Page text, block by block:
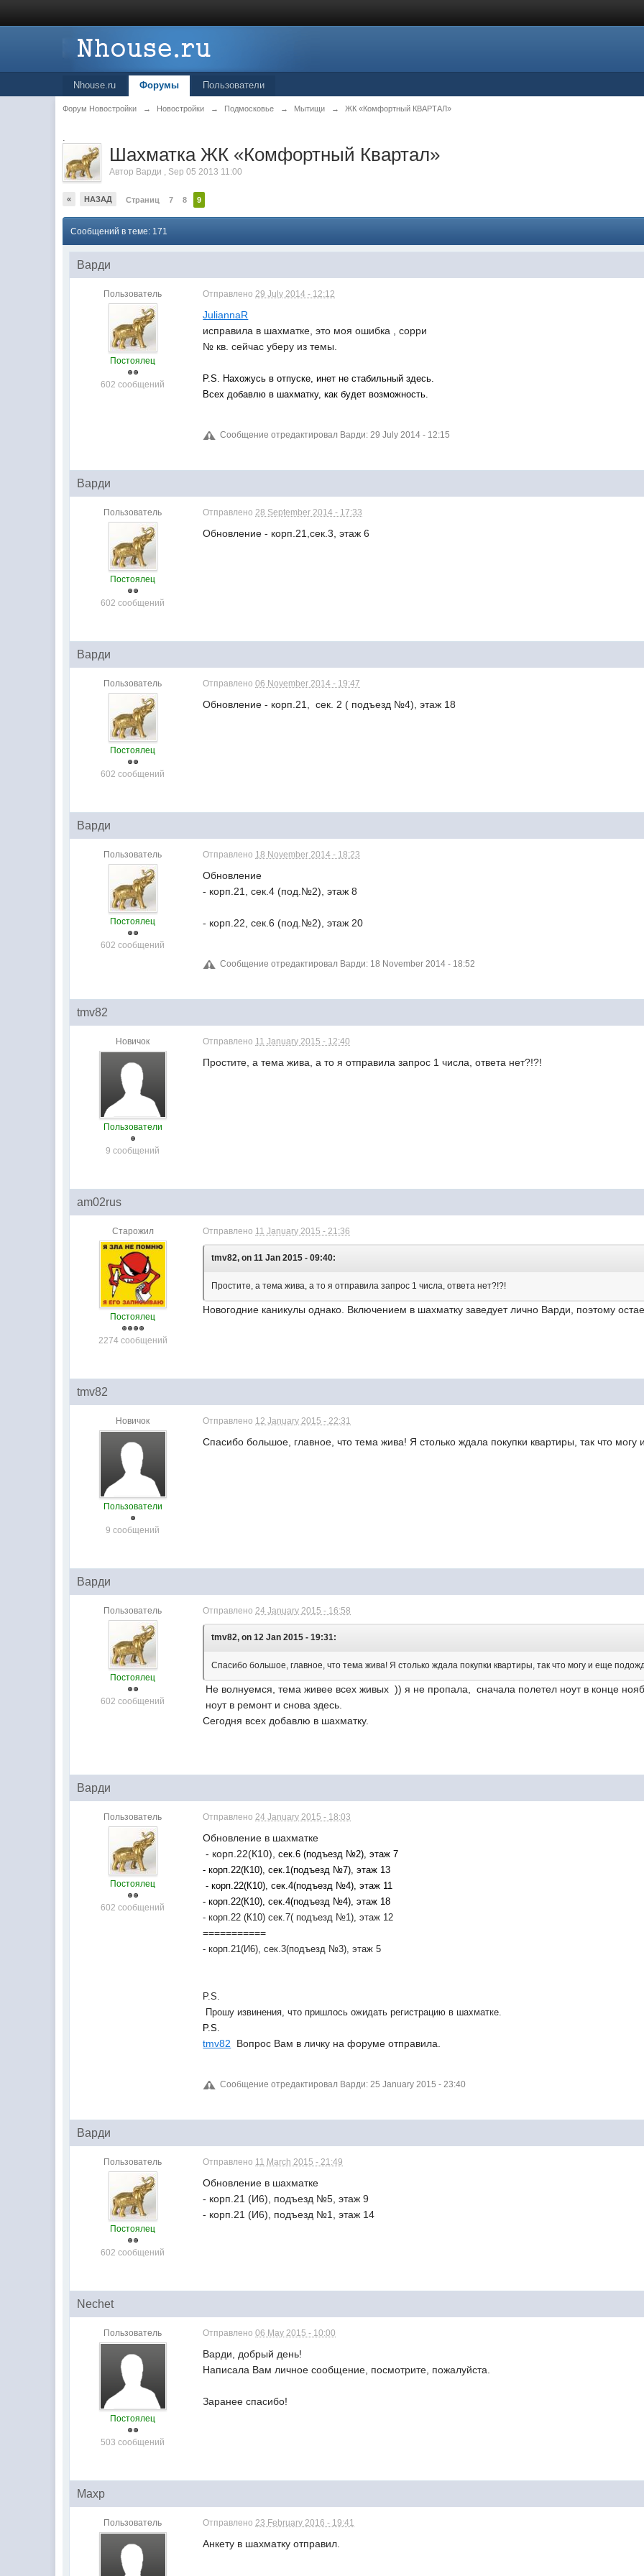
Nhouse.ru Форумы Пользователи
Форум Новостройки → Новостройки → Подмосковье → Мытищи → ЖК «Комфортный КВАРТАЛ»
.
Шахматка ЖК «Комфортный Квартал»
Автор Варди , Sep 05 2013 11:00
« НАЗАД Страниц 7 8 9
Сообщений в теме: 171
Варди
Пользователь
Постоялец
602 сообщений
Отправлено29 July 2014 - 12:12
JuliannaR
исправила в шахматке, это моя ошибка , сорри
№ кв. сейчас уберу из темы.
P.S. Нахожусь в отпуске, инет не стабильный здесь.
Всех добавлю в шахматку, как будет возможность.
Сообщение отредактировал Варди: 29 July 2014 - 12:15
Варди
Пользователь
Постоялец
602 сообщений
Отправлено28 September 2014 - 17:33
Обновление - корп.21,сек.3, этаж 6
Варди
Пользователь
Постоялец
602 сообщений
Отправлено06 November 2014 - 19:47
Обновление - корп.21, сек. 2 ( подъезд №4), этаж 18
Варди
Пользователь
Постоялец
602 сообщений
Отправлено 18 November 2014 - 18:23
Обновление
- корп.21, сек.4 (под.№2), этаж 8
- корп.22, сек.6 (под.№2), этаж 20
Сообщение отредактировал Варди: 18 November 2014 - 18:52
tmv82
Новичок
Пользователи
9 сообщений
Отправлено 11 January 2015 - 12:40
Простите, а тема жива, а то я отправила запрос 1 числа, ответа нет?!?!
am02rus
Старожил
Постоялец
2274 сообщений
Отправлено 11 January 2015 - 21:36
tmv82, on 11 Jan 2015 - 09:40:
Простите, а тема жива, а то я отправила запрос 1 числа, ответа нет?!?!
Новогодние каникулы однако. Включением в шахматку заведует лично Варди, поэтому
tmv82
Новичок
Пользователи
9 сообщений
Отправлено 12 January 2015 - 22:31
Спасибо большое, главное, что тема жива! Я столько ждала покупки квартиры, так что
Варди
Пользователь
Постоялец
602 сообщений
Отправлено24 January 2015 - 16:58
tmv82, on 12 Jan 2015 - 19:31:
Спасибо большое, главное, что тема жива! Я столько ждала покупки квартиры, так что могу и еще
Не волнуемся, тема живее всех живых )) я не пропала, сначала полетел ноут в конце
ноут в ремонт и снова здесь.
Сегодня всех добавлю в шахматку.
Варди
Пользователь
Постоялец
602 сообщений
Отправлено24 January 2015 - 18:03
Обновление в шахматке
- корп.22(К10),сек.6 (подъезд №2), этаж 7
- корп.22(К10), сек.1(подъезд №7), этаж 13
- корп.22(К10), сек.4(подъезд №4), этаж 11
- корп.22(К10), сек.4(подъезд №4), этаж 18
- корп.22 (К10) сек.7( подъезд №1), этаж 12
===========
- корп.21(И6), сек.3(подъезд №3), этаж 5
P.S.
Прошу извинения, что пришлось ожидать регистрацию в шахматке.
P.S.
tmv82 Вопрос Вам в личку на форуме отправила.
Сообщение отредактировал Варди: 25 January 2015 - 23:40
Варди
Пользователь
Постоялец
602 сообщений
Отправлено 11 March 2015 - 21:49
Обновление в шахматке
- корп.21 (И6), подъезд №5, этаж 9
- корп.21 (И6), подъезд №1, этаж 14
Nechet
Пользователь
Постоялец
503 сообщений
Отправлено06 May 2015 - 10:00
Варди, добрый день!
Написала Вам личное сообщение, посмотрите, пожалуйста.
Заранее спасибо!
Maxp
Пользователь Отправлено23 February 2016 - 19:41
Анкету в шахматку отправил.